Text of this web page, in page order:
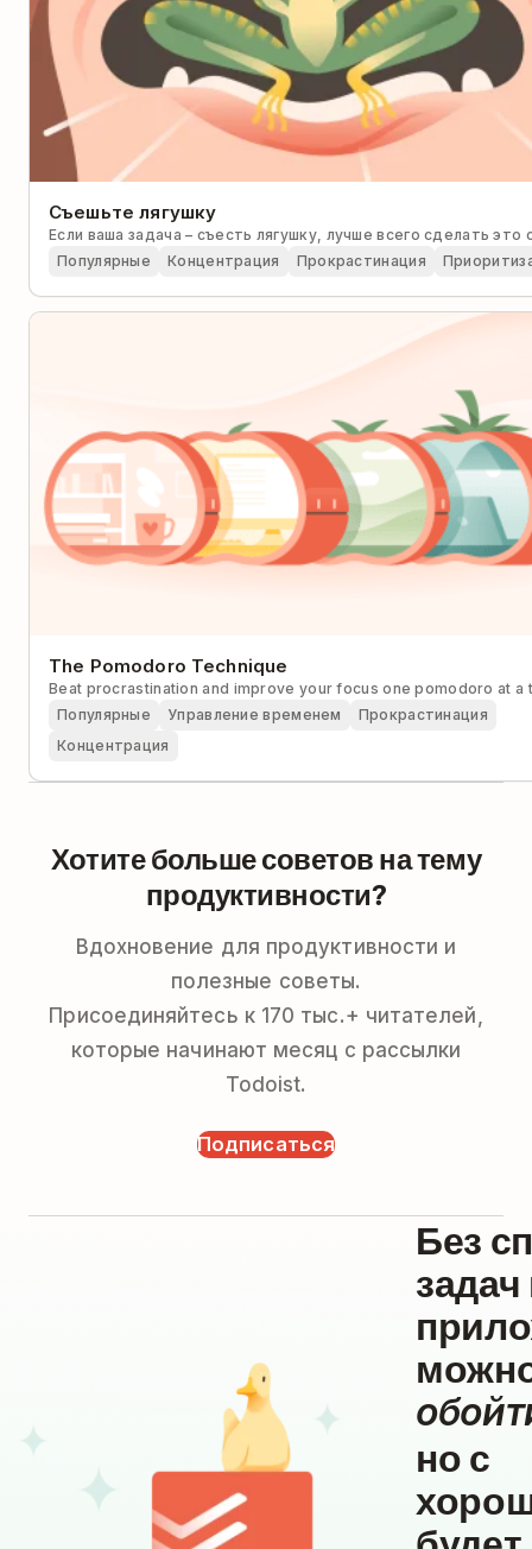
Съешьте лягушку
Если ваша задача – съесть лягушку, лучше всего сделать это
Популярные
Концентрация Прокрастинация
The Pomodoro Technique
Beat procrastination and improve your focus one pomodoro at a
Популярные
Управление временем
Прокрастинация
Концентрация
Хотите больше советов на тему
продуктивности?
Вдохновение для продуктивности и
полезные советы.
Присоединяйтесь к 170 тыс.+ читателей,
которые начинают месяц с рассылки
Todoist.
Подписаться
Без
задач
но с